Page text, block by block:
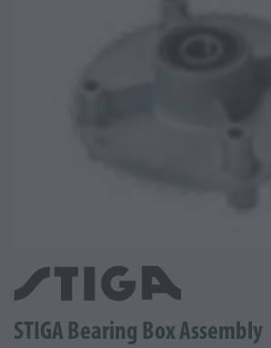
STIGA Bearing Box Assembly